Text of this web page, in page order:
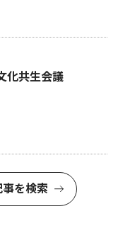
化共生会議
を検索